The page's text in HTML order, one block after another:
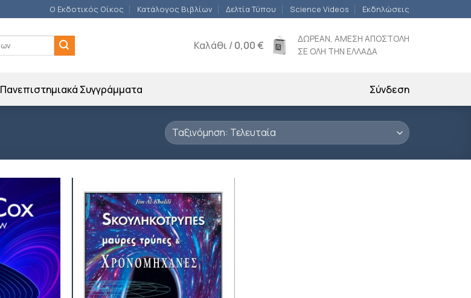
Ο Εκδοτικός Οίκος Κατάλογος Βιβλίων Δελτία Τύπου Science Videos Εκδηλώσεις
Καλάθι /0,00€
ΔΩΡΕΑΝ, ΑΜΕΣΗ ΑΠΟΣΤΟΛΗ
ΣΕ ΟΛΗ ΤΗΝ ΕΛΛΑΔΑ
Πανεπιστημιακά Συγγράμματα Σύνδεση
Προσθήκη
βιβλίου
στη λίστα
επιθυμιών
Προσθήκη
βιβλίου
στη λίστα
επιθυμιών